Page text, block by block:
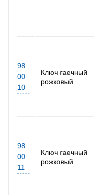
98
00
10
Ключ гаечный
рожковый
98
00
11
Ключ гаечный
рожковый